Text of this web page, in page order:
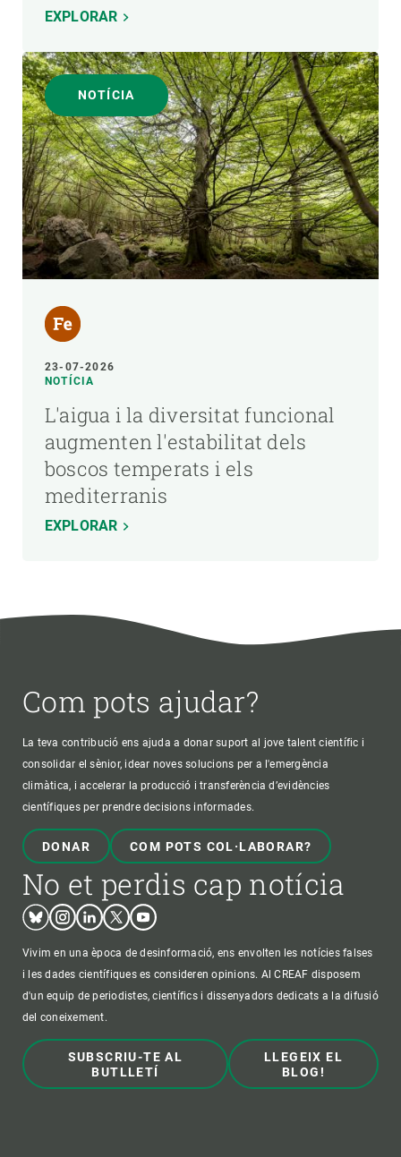
EXPLORAR
NOTÍCIA
23-07-2026
NOTÍCIA
L'aigua i la diversitat funcional
augmenten l'estabilitat dels
boscos temperats i els
mediterranis
EXPLORAR
Com pots ajudar?
La teva contribució ens ajuda a donar suport al jove talent científic i
consolidar el sènior, idear noves solucions per a l'emergència
climàtica, i accelerar la producció i transferència d’evidències
científiques per prendre decisions informades.
DONAR COM POTS COL·LABORAR?
No et perdis cap notícia
BlueskyInstagram
LinkedinTwitterYoutube
Vivim en una època de desinformació, ens envolten les notícies falses
i les dades científiques es consideren opinions. Al CREAF disposem
d'un equip de periodistes, científics i dissenyadors dedicats a la difusió
del coneixement.
SUBSCRIU-TE AL
BUTLLETÍ
LLEGEIX EL
BLOG!